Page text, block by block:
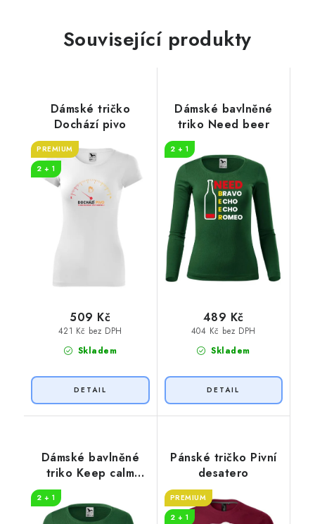
Související produkty
Dámské tričko
Dochází pivo
PREMIUM
2 + 1
Skladem
421 Kč bez DPH
509 Kč
Dámské bavlněné
triko Need beer
2 + 1
Skladem
404 Kč bez DPH
489 Kč
Dámské bavlněné
triko Keep calm
2 + 1
Pánské tričko Pivní
desatero
PREMIUM
2 + 1